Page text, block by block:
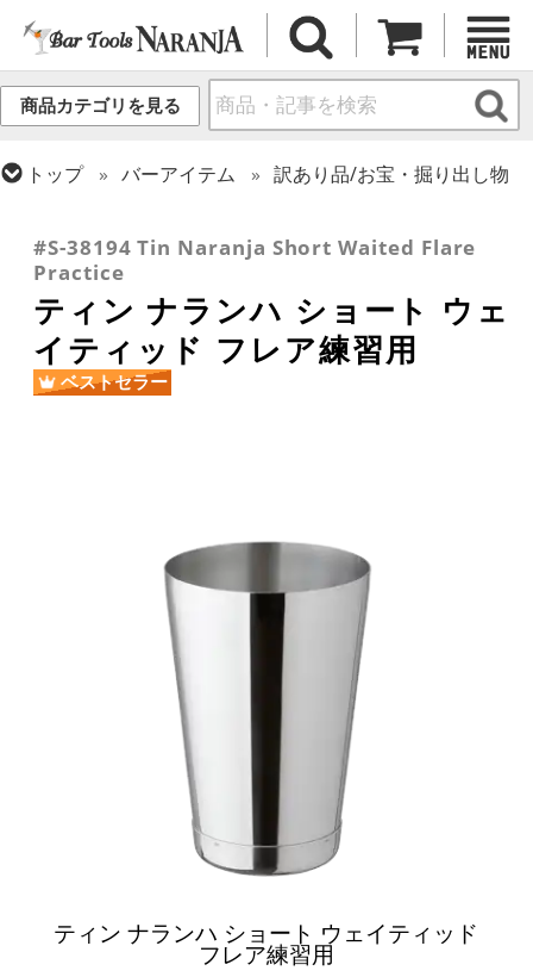
商品カテゴリを見る
トップ バーアイテム
訳あり品/お宝・掘り出し物
フレア用各種アイテム
#S-38194 Tin Naranja Short Waited Flare
Practice
ティン ナランハ ショート ウェ
イティッド フレア練習用
ベストセラー
ティン ナランハ ショート ウェイティッド
フレア練習用